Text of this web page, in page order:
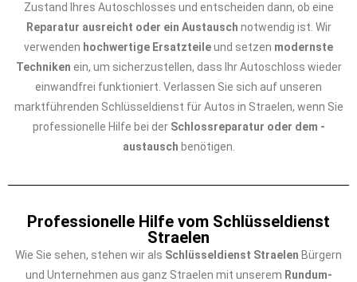
Zustand Ihres Autoschlosses und entscheiden dann, ob eine
Reparatur ausreicht oder ein Austausch notwendig ist. Wir
verwenden hochwertige Ersatzteileund setzen modernste
Techniken ein, um sicherzustellen, dass Ihr Autoschloss wieder
einwandfrei funktioniert. Verlassen Sie sich auf unseren
marktführenden Schlüsseldienst für Autos in Straelen, wenn Sie
professionelle Hilfe bei der Schlossreparatur oder dem -
austausch benötigen.
Professionelle Hilfe vom Schlüsseldienst
Straelen
Wie Sie sehen, stehen wir als Schlüsseldienst Straelen Bürgern
und Unternehmen aus ganz Straelen mit unserem Rundum-